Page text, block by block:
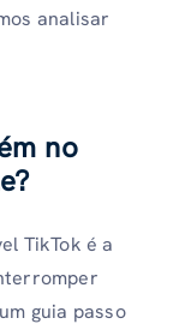
analisar
no
TikTok é a
guia passo